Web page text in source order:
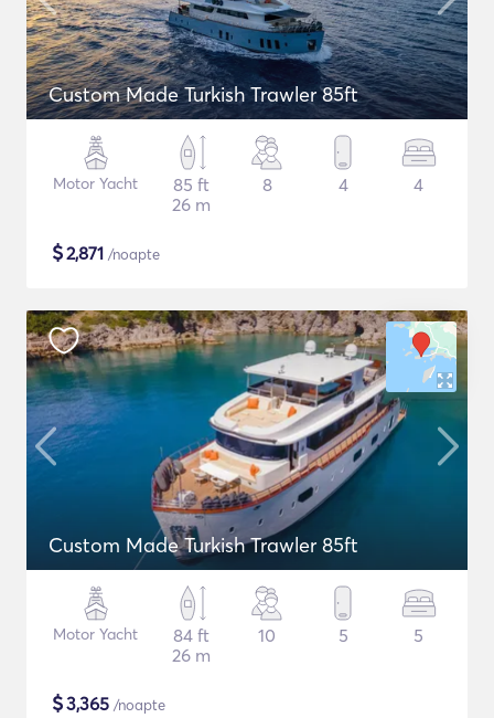
Custom Made Turkish Trawler 85ft
Motor Yacht
85 ft
26 m
8 4 4
$2,871 /noapte
Custom Made Turkish Trawler 85ft
Motor Yacht
84 ft
26 m
10 5 5
$3,365 /noapte